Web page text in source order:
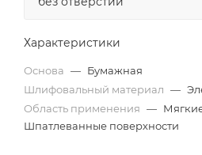
Характеристики
Основа — Бумажная
Шлифовальный материал —
Область применения —
Шпатлеванные поверхности